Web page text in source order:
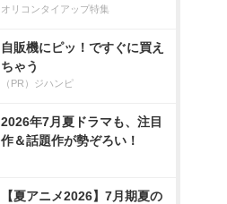
オリコンタイアップ特集
自販機にピッ！ですぐに買え
ちゃう
（PR）ジハンピ
2026年7月夏ドラマも、注目
作＆話題作が勢ぞろい！
【夏アニメ2026】7月期夏の